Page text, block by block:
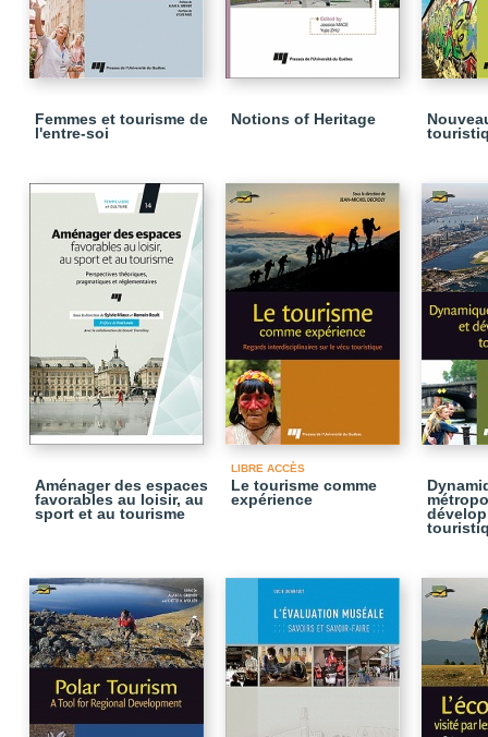
Femmes et tourisme de
l'entre-soi
Notions of Heritage
Aménager des espaces
favorables au loisir, au
sport et au tourisme
LIBRE ACCÈS
Le tourisme comme
expérience